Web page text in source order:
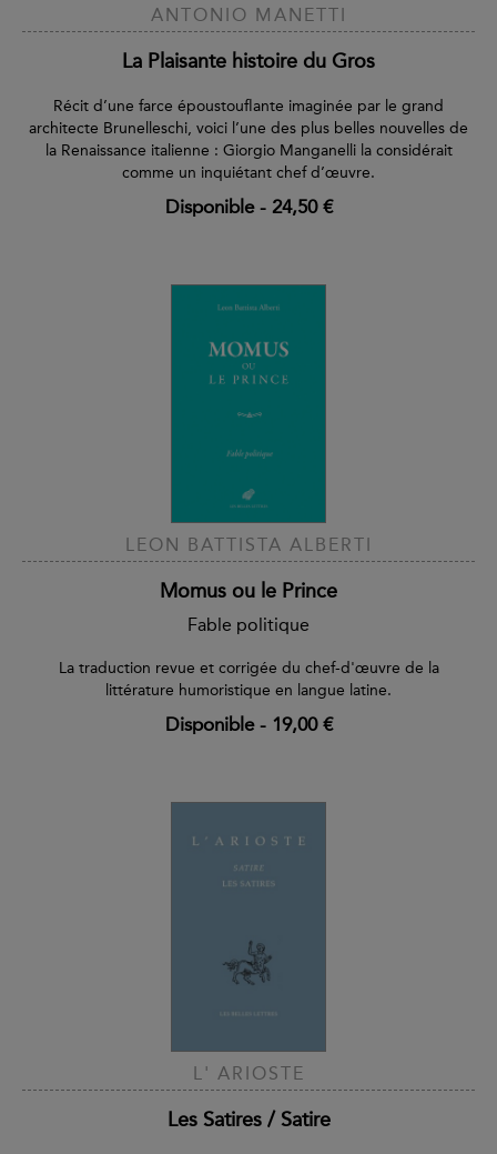
ANTONIO MANETTI
La Plaisante histoire du Gros
Récit d’une farce époustouflante imaginée par le grand
architecte Brunelleschi, voici l’une des plus belles nouvelles de
la Renaissance italienne : Giorgio Manganelli la considérait
comme un inquiétant chef d’œuvre.
Disponible- 24,50 €
LEON BATTISTA ALBERTI
Momus ou le Prince
Fable politique
La traduction revue et corrigée du chef-d'œuvre de la
littérature humoristique en langue latine.
Disponible- 19,00 €
L' ARIOSTE
Les Satires / Satire